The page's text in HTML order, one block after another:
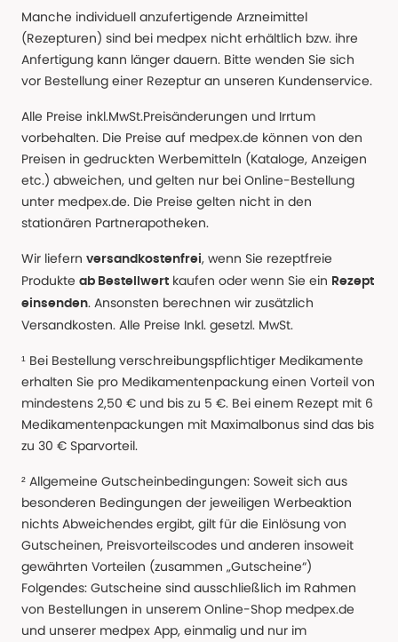
Manche individuell anzufertigende Arzneimittel
(Rezepturen) sind bei medpex nicht erhältlich bzw. ihre
Anfertigung kann länger dauern. Bitte wenden Sie sich
vor Bestellung einer Rezeptur an unseren Kundenservice.
Alle Preise inkl.MwSt.Preisänderungen und Irrtum
vorbehalten. Die Preise auf medpex.de können von den
Preisen in gedruckten Werbemitteln (Kataloge, Anzeigen
etc.) abweichen, und gelten nur bei Online-Bestellung
unter medpex.de. Die Preise gelten nicht in den
stationären Partnerapotheken.
Wir liefern versandkostenfrei, wenn Sie rezeptfreie
Produkte ab Bestellwert kaufen oder wenn Sie ein Rezept
einsenden. Ansonsten berechnen wir zusätzlich
Versandkosten. Alle Preise Inkl. gesetzl. MwSt.
¹ Bei Bestellung verschreibungspflichtiger Medikamente
erhalten Sie pro Medikamentenpackung einen Vorteil von
mindestens 2,50 € und bis zu 5 €. Bei einem Rezept mit 6
Medikamentenpackungen mit Maximalbonus sind das bis
zu 30 € Sparvorteil.
² Allgemeine Gutscheinbedingungen: Soweit sich aus
besonderen Bedingungen der jeweiligen Werbeaktion
nichts Abweichendes ergibt, gilt für die Einlösung von
Gutscheinen, Preisvorteilscodes und anderen insoweit
gewährten Vorteilen (zusammen „Gutscheine“)
Folgendes: Gutscheine sind ausschließlich im Rahmen
von Bestellungen in unserem Online-Shop medpex.de
und unserer medpex App, einmalig und nur im